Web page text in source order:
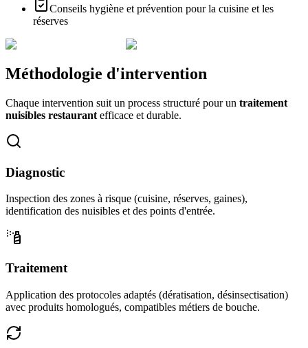
Conseils hygiène et prévention pour la cuisine et les
réserves
Méthodologie d'intervention
Chaque intervention suit un process structuré pour un traitement
nuisibles restaurant efficace et durable.
Diagnostic
Inspection des zones à risque (cuisine, réserves, gaines),
identification des nuisibles et des points d'entrée.
Traitement
Application des protocoles adaptés (dératisation, désinsectisation)
avec produits homologués, compatibles métiers de bouche.